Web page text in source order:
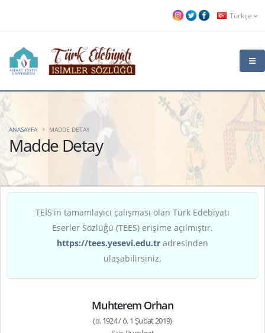
Türkçe
Madde Detay
ANASAYFA MADDE DETAY
TEİS'in tamamlayıcı çalışması olan Türk Edebiyatı
Eserler Sözlüğü (TEES) erişime açılmıştır.
https://tees.yesevi.edu.tr adresinden
ulaşabilirsiniz.
Muhterem Orhan
(d. 1924 / ö. 1 Şubat 2019)